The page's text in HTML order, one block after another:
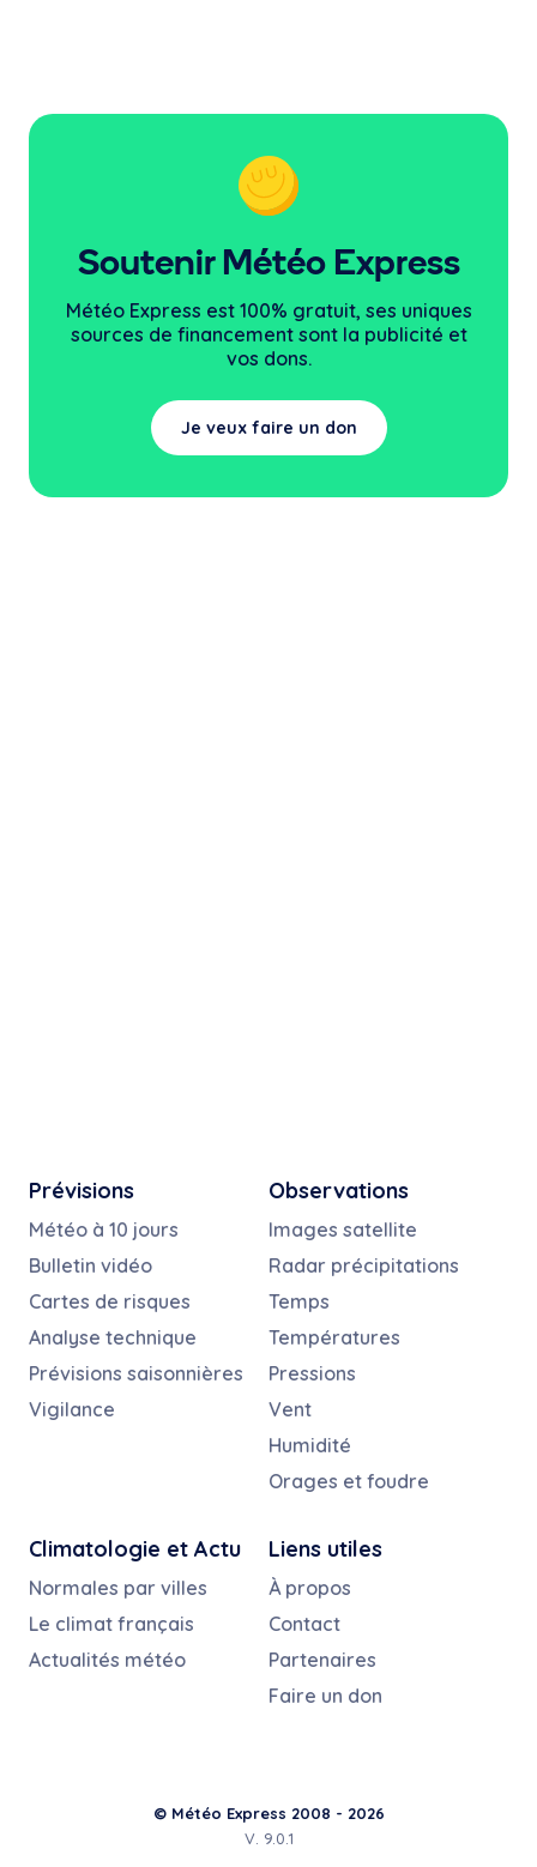
Soutenir Météo Express
Météo Express est 100% gratuit, ses uniques
sources de financement sont la publicité et
vos dons.
Je veux faire un don
Prévisions
Météo à 10 jours
Bulletin vidéo
Cartes de risques
Analyse technique
Prévisions saisonnières
Vigilance
Observations
Images satellite
Radar précipitations
Temps
Températures
Pressions
Vent
Humidité
Orages et foudre
Climatologie et Actu
Normales par villes
Le climat français
Actualités météo
Liens utiles
À propos
Contact
Partenaires
Faire un don
© Météo Express 2008 - 2026
V. 9.0.1